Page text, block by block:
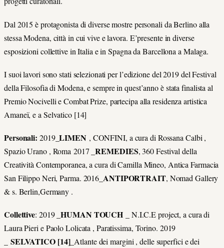
Dal 2015 è protagonista di diverse mostre personali da Berlino alla
stessa Modena, città in cui vive e lavora. E’presente in diverse
esposizioni collettive in Italia e in Spagna da Barcellona a Malaga.
I suoi lavori sono stati selezionati per l’edizione del 2019 del Festival
della Filosofia di Modena, e sempre in quest’anno è stata finalista al
Premio Nocivelli e Combat Prize, partecipa alla residenza artistica
Amaneï, e a Selvatico [14]
Personali: 2019_LIMEN, CONFINI, a cura di Rossana Calbi ,
Spazio Urano , Roma 2017 _REMEDIES, 360 Festival della
Creatività Contemporanea, a cura di Camilla Mineo, Antica Farmacia
San Filippo Neri, Parma. 2016_ ANTIPORTRAIT, Nomad Gallery
& s. Berlin,Germany .
Collettive: 2019 _HUMAN TOUCH _ N.I.C.E project, a cura di
Laura Pieri e Paolo Lolicata , Paratissima, Torino. 2019
SELVATICO [14]_Atlante dei margini , delle superfici e dei